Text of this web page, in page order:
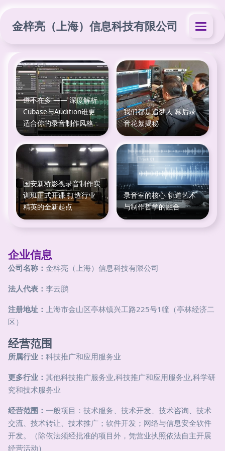
金梓亮（上海）信息科技有限公司
道不在多 —— 深度解析
Cubase与Audition谁更
适合你的录音制作风格
我们都是追梦人 幕后录
音花絮揭秘
国安新桥影视录音制作实
训班正式开课 打造行业
精英的全新起点
录音室的核心 轨道艺术
与制作哲学的融合
企业信息
公司名称： 金梓亮（上海）信息科技有限公司
法人代表： 李云鹏
注册地址： 上海市金山区亭林镇兴工路225号1幢（亭林经济二
区）
经营范围
所属行业： 科技推广和应用服务业
更多行业： 其他科技推广服务业,科技推广和应用服务业,科学研
究和技术服务业
经营范围： 一般项目：技术服务、技术开发、技术咨询、技术
交流、技术转让、技术推广；软件开发；网络与信息安全软件
开发。（除依法须经批准的项目外，凭营业执照依法自主开展
经营活动）